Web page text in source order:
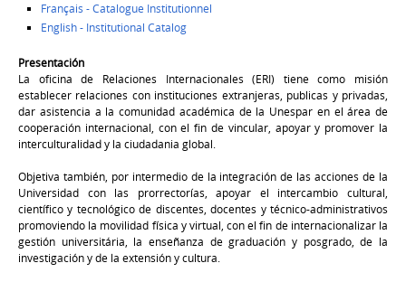
Français - Catalogue Institutionnel
English - Institutional Catalog
Presentación
La oficina de Relaciones Internacionales (ERI) tiene como misión
establecer relaciones con instituciones extranjeras, publicas y privadas,
dar asistencia a la comunidad académica de la Unespar en el área de
cooperación internacional, con el fin de vincular, apoyar y promover la
interculturalidad y la ciudadania global.
Objetiva también, por intermedio de la integración de las acciones de la
Universidad con las prorrectorías, apoyar el intercambio cultural,
científico y tecnológicode discentes, docentes y técnico-administrativos
promoviendo la movilidad física y virtual, con el fin de internacionalizar la
gestión universitária, la enseñanza de graduación y posgrado, de la
investigación y de la extensión y cultura.